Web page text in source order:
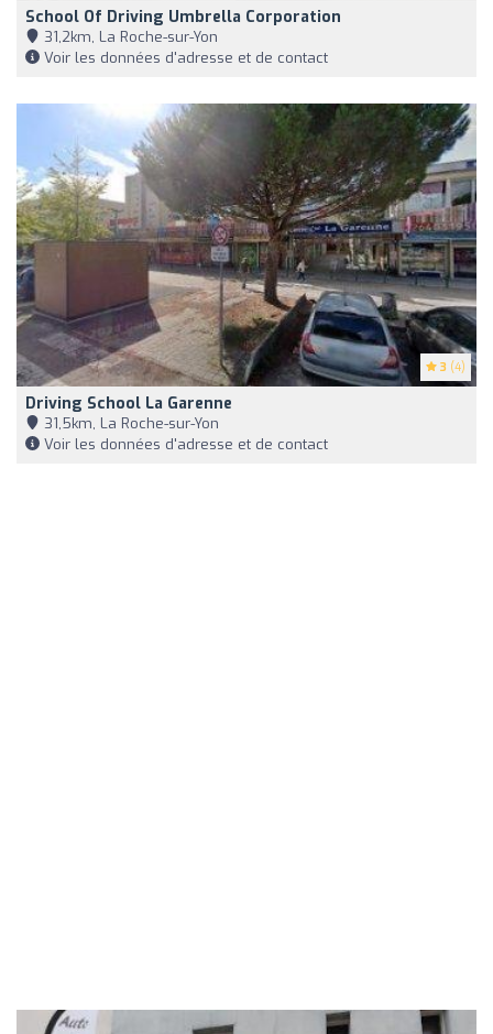
School Of Driving Umbrella Corporation
31,2km, La Roche-sur-Yon
Voir les données d'adresse et de contact
3 (4)
Driving School La Garenne
31,5km, La Roche-sur-Yon
Voir les données d'adresse et de contact